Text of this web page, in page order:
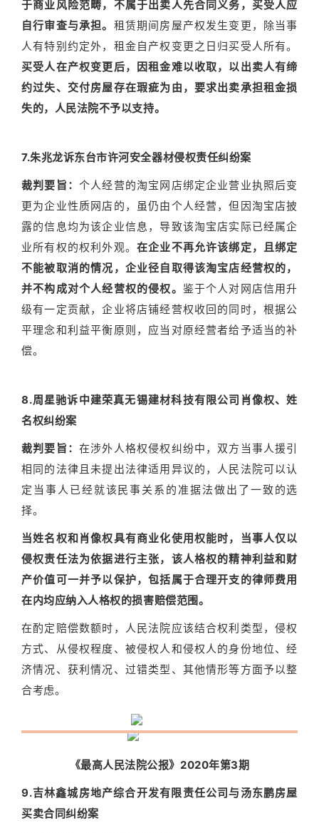
于商业风险范畴，不属于出卖人先合同义务，买受人应
自行审查与承担。 租赁期间房屋产权发生变更，除当事
人有特别约定外，租金自产权变更之日归买受人所有。
买受人在产权变更后，因租金难以收取，以出卖人有缔
约过失、交付房屋存在瑕疵为由，要求出卖承担租金损
失的，人民法院不予以支持。
7.朱兆龙诉东台市许河安全器材侵权责任纠纷案
裁判要旨： 个人经营的淘宝网店绑定企业营业执照后变
更为企业性质网店的，虽仍由个人经营，但因淘宝店披
露的信息均为该企业信息，导致该淘宝店实际已经属企
业所有权的权利外观。 在企业不再允许该绑定，且绑定
不能被取消的情况，企业径自取得该淘宝店经营权的，
并不构成对个人经营权的侵权。 鉴于个人对网店信用升
级有一定贡献，企业将店铺经营权收回的同时，根据公
平理念和利益平衡原则，应当对原经营者给予适当的补
偿。
8.周星驰诉中建荣真无锡建材科技有限公司肖像权、姓
名权纠纷案
裁判要旨： 在涉外人格权侵权纠纷中，双方当事人援引
相同的法律且未提出法律适用异议的，人民法院可以认
定当事人已经就该民事关系的准据法做出了一致的选
择。
当姓名权和肖像权具有商业化使用权能时，当事人仅以
侵权责任法为依据进行主张，该人格权的精神利益和财
产价值可一并予以保护，包括属于合理开支的律师费用
在内均应纳入人格权的损害赔偿范围。
在酌定赔偿数额时，人民法院应该结合权利类型，侵权
方式、从侵权程度、被侵权人和侵权人的身份地位、经
济情况、获利情况、过错类型、其他情形等方面予以整
合考虑。
《最高人民法院公报》2020年第3期
9.吉林鑫城房地产综合开发有限责任公司与汤东鹏房屋
买卖合同纠纷案